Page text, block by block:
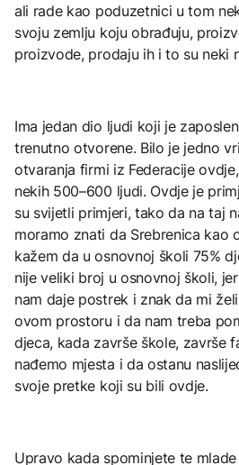
ali rade kao poduzetnici u tom
svoju zemlju koju obrađuju,
proizvode, prodaju ih i to su neki
Ima jedan dio ljudi koji je
trenutno otvorene. Bilo je jedno
otvaranja firmi iz Federacije
nekih 500–600 ljudi. Ovdje je
su svijetli primjeri, tako da na taj
moramo znati da Srebrenica kao
kažem da u osnovnoj školi 75%
nije veliki broj u osnovnoj školi,
nam daje postrek i znak da mi
ovom prostoru i da nam treba
djeca, kada završe škole, završe
nađemo mjesta i da ostanu
svoje pretke koji su bili ovdje.
Upravo kada spominjete te